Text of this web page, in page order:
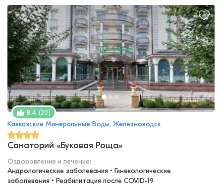
8.4 (20)
Кавказские Минеральные Воды, Железноводск
Санаторий «Буковая Роща»
Оздоровление и лечение:
Андрологические заболевания • Гинекологические
заболевания • Реабилитация после COVID-19